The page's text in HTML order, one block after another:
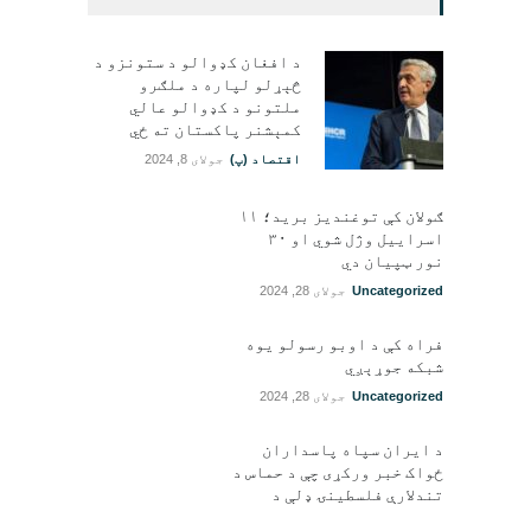
د افغان کډوالو د ستونزو د
څېړلو لپاره د ملګرو
ملتونو د کډوالو عالي
کمېشنر پاکستان ته ځي
اقتصاد (پ) جولای 8, 2024
ګولان کې توغندیز برید؛ ۱۱
اسراییل وژل شوي او ۳۰
نور ټپيان دي
Uncategorized جولای 28, 2024
فراه کې د اوبو رسولو یوه
شبکه جوړېږي
Uncategorized جولای 28, 2024
د ایران سپاه پاسداران
ځواک خبر ورکړی چې د حماس د
تندلارې فلسطينۍ ډلې د